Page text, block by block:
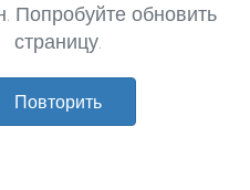
Попробуйте обновить
страницу.
Повторить